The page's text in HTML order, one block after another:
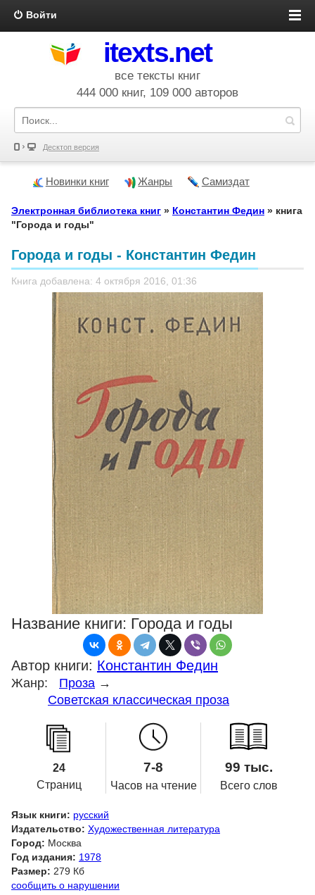
Войти
itexts.net
все тексты книг
444 000 книг, 109 000 авторов
Десктоп версия
Новинки книг Жанры Самиздат
Электронная библиотека книг » Константин Федин » книга
"Города и годы"
Города и годы - Константин Федин
Книга добавлена: 4 октября 2016, 01:36
Название книги: Города и годы
Автор книги: Константин Федин
Жанр: Проза →
Советская классическая проза
24
Страниц
7-8
Часов на чтение
99 тыс.
Всего слов
Язык книги: русский
Издательство: Художественная литература
Город: Москва
Год издания: 1978
Размер: 279 Кб
сообщить о нарушении